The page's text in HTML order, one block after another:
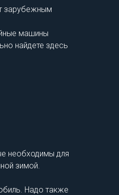
зарубежным
машины
найдете здесь
необходимы для
зимой.
Надо также